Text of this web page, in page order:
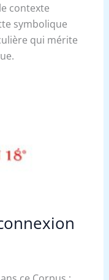
contexte
symbolique
qui mérite